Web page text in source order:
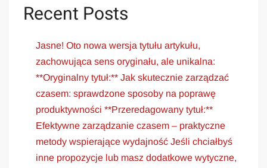
Recent Posts
Jasne! Oto nowa wersja tytułu artykułu,
zachowująca sens oryginału, ale unikalna:
**Oryginalny tytuł:** Jak skutecznie zarządzać
czasem: sprawdzone sposoby na poprawę
produktywności **Przeredagowany tytuł:**
Efektywne zarządzanie czasem – praktyczne
metody wspierające wydajność Jeśli chciałbyś
inne propozycje lub masz dodatkowe wytyczne,